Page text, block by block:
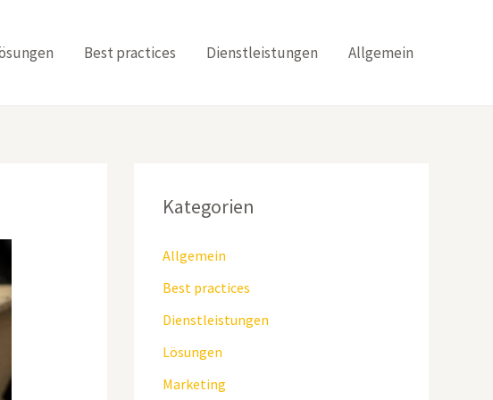
Best practices Dienstleistungen Allgemein
Kategorien
Allgemein
Best practices
Dienstleistungen
Lösungen
Marketing